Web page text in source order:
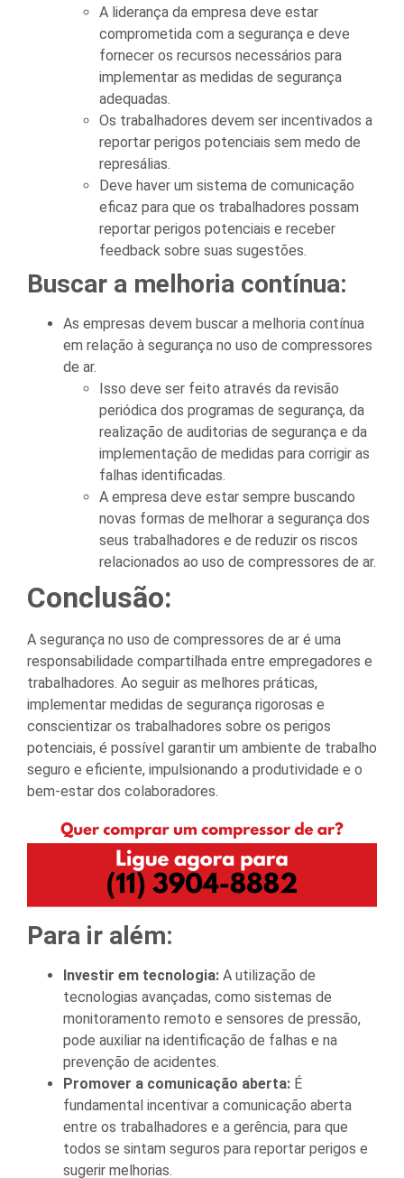
A liderança da empresa deve estar
comprometida com a segurança e deve
fornecer os recursos necessários para
implementar as medidas de segurança
adequadas.
Os trabalhadores devem ser incentivados a
reportar perigos potenciais sem medo de
represálias.
Deve haver um sistema de comunicação
eficaz para que os trabalhadores possam
reportar perigos potenciais e receber
feedback sobre suas sugestões.
Buscar a melhoria contínua:
As empresas devem buscar a melhoria contínua
em relação à segurança no uso de compressores
de ar.
Isso deve ser feito através da revisão
periódica dos programas de segurança, da
realização de auditorias de segurança e da
implementação de medidas para corrigir as
falhas identificadas.
A empresa deve estar sempre buscando
novas formas de melhorar a segurança dos
seus trabalhadores e de reduzir os riscos
relacionados ao uso de compressores de ar.
Conclusão:
A segurança no uso de compressores de ar é uma
responsabilidade compartilhada entre empregadores e
trabalhadores. Ao seguir as melhores práticas,
implementar medidas de segurança rigorosas e
conscientizar os trabalhadores sobre os perigos
potenciais, é possível garantir um ambiente de trabalho
seguro e eficiente, impulsionando a produtividade e o
bem-estar dos colaboradores.
Para ir além:
Investir em tecnologia: A utilização de
tecnologias avançadas, como sistemas de
monitoramento remoto e sensores de pressão,
pode auxiliar na identificação de falhas e na
prevenção de acidentes.
Promover a comunicação aberta: É
fundamental incentivar a comunicação aberta
entre os trabalhadores e a gerência, para que
todos se sintam seguros para reportar perigos e
sugerir melhorias.